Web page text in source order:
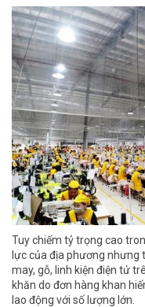
Tuy chiếm tỷ trọng cao
lực của địa phương nhưng
may, gỗ, linh kiện điện tử
khăn do đơn hàng khan
lao động với số lượng lớn.